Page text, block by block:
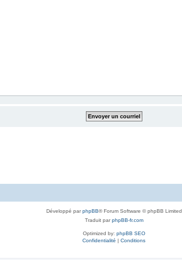
Développé parphpBB® Forum Software © phpBB Limited
Traduit parphpBB-fr.com
Optimized by: phpBB SEO
Confidentialité | Conditions